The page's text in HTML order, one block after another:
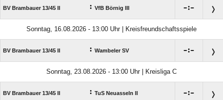
BV Brambauer 13/​45 II : VfB Börnig III :
Sonntag, 16.08.2026 - 13:00 Uhr | Kreisfreundschaftsspiele
BV Brambauer 13/​45 II : Wambeler SV :
Sonntag, 23.08.2026 - 13:00 Uhr | Kreisliga C
BV Brambauer 13/​45 II : TuS Neuasseln II :